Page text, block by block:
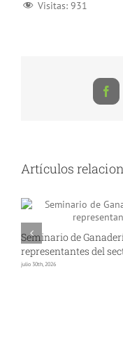
Visitas: 931
Artículos
Seminario de
representantes del
julio 30th, 2026